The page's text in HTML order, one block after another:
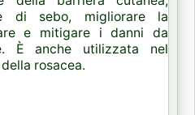
di sebo, migliorare la
e mitigare i danni da
È anche utilizzata nel
rosacea.